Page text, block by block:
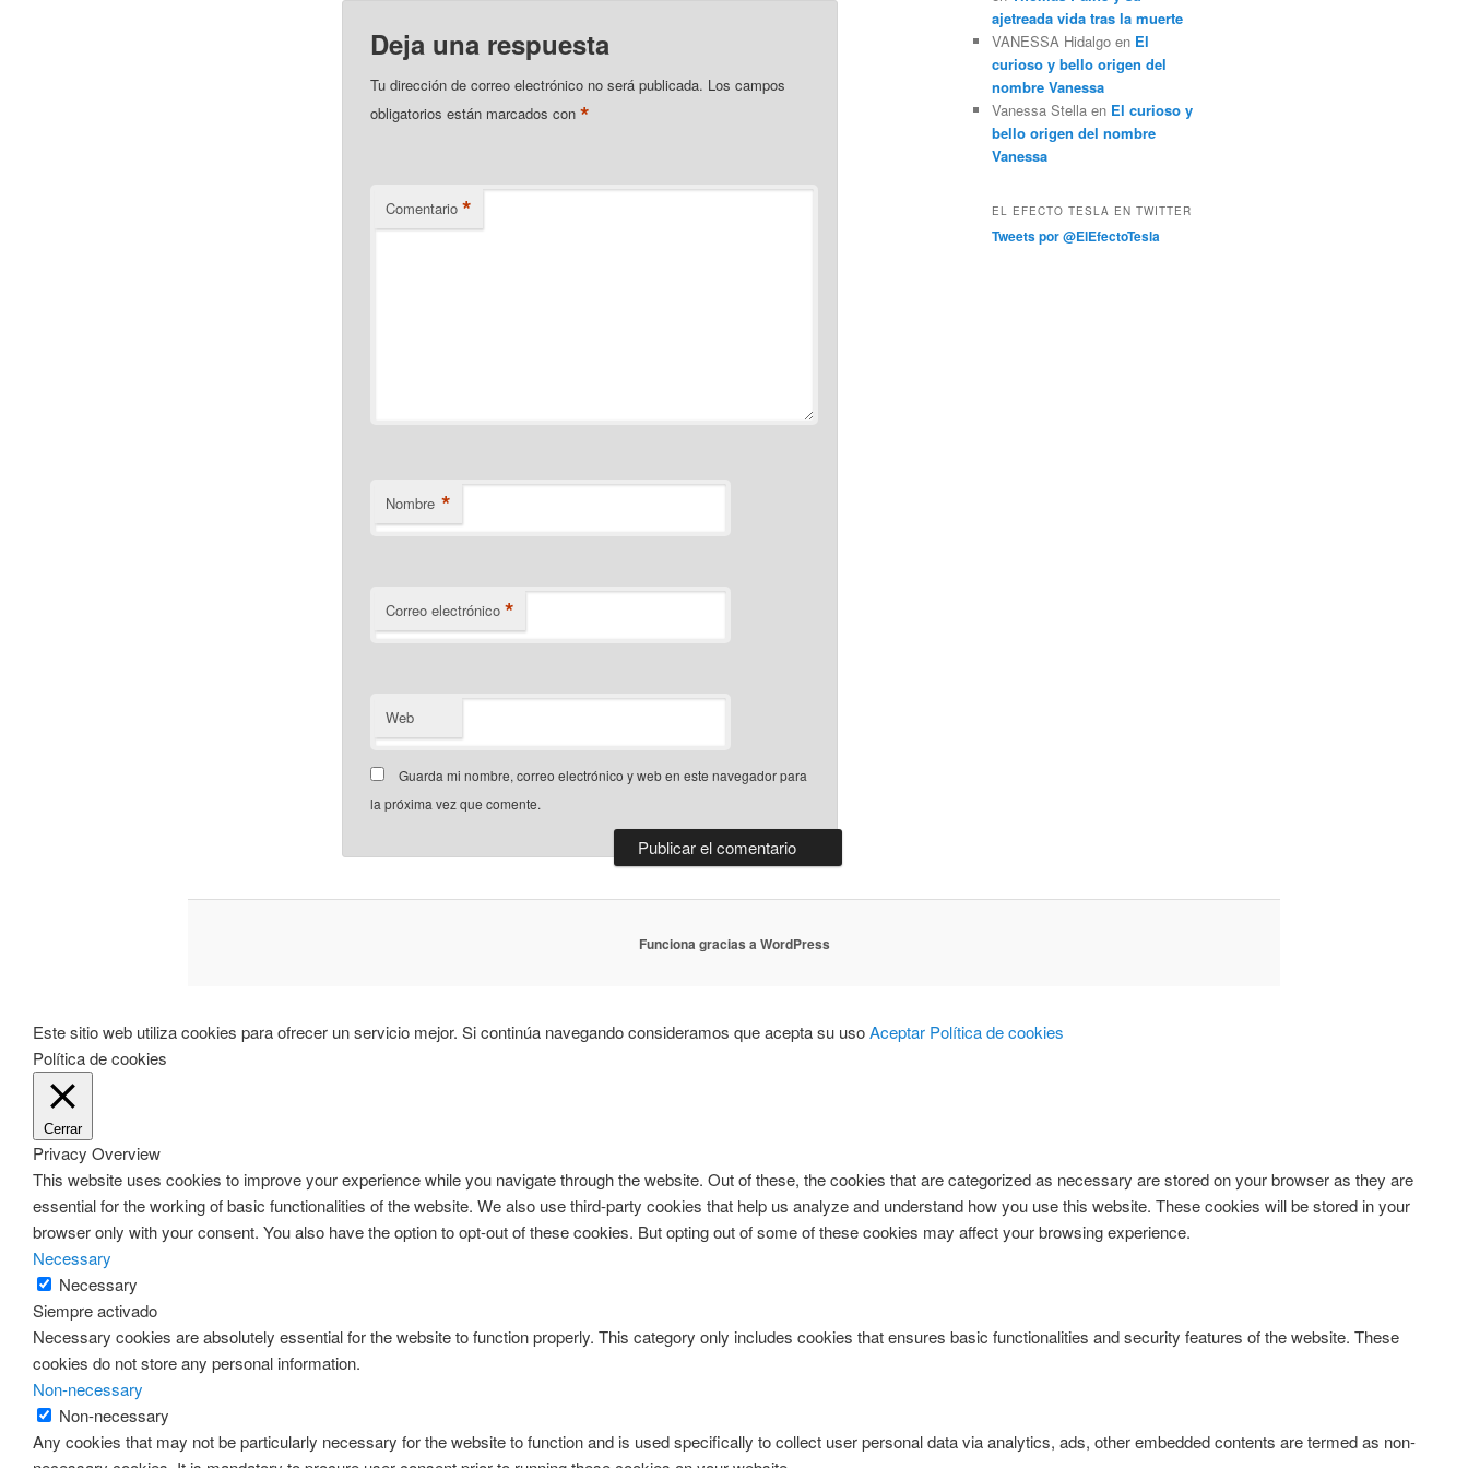
Deja una respuesta
Tu dirección de correo electrónico no será publicada. Los campos
obligatorios están marcados con *
Comentario *
Nombre *
Correo electrónico *
Web
Guarda mi nombre, correo electrónico y web en este navegador para
la próxima vez que comente.
ajetreada vida tras la muerte
VANESSA Hidalgo en El
curioso y bello origen del
nombre Vanessa
Vanessa Stella en El curioso y
bello origen del nombre
Vanessa
EL EFECTO TESLA EN TWITTER
Tweets por @ElEfectoTesla
Funciona gracias a WordPress
Este sitio web utiliza cookies para ofrecer un servicio mejor. Si continúa navegando consideramos que acepta su usoAceptar Política de cookies
Política de cookies
Cerrar
Privacy Overview
This website uses cookies to improve your experience while you navigate through the website. Out of these, the cookies that are categorized as necessary are stored on your browser as they are
essential for the working of basic functionalities of the website. We also use third-party cookies that help us analyze and understand how you use this website. These cookies will be stored in your
browser only with your consent. You also have the option to opt-out of these cookies. But opting out of some of these cookies may affect your browsing experience.
Necessary
Necessary
Siempre activado
Necessary cookies are absolutely essential for the website to function properly. This category only includes cookies that ensures basic functionalities and security features of the website. These
cookies do not store any personal information.
Non-necessary
Non-necessary
Any cookies that may not be particularly necessary for the website to function and is used specifically to collect user personal data via analytics, ads, other embedded contents are termed as non-